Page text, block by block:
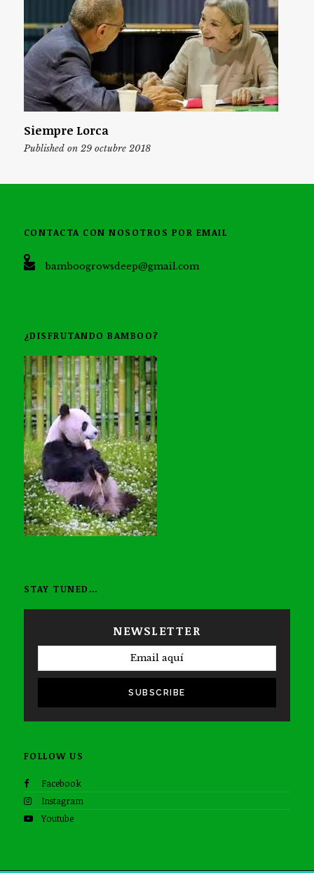
Siempre Lorca
Published on 29 octubre 2018
CONTACTA CON NOSOTROS POR EMAIL
bamboogrowsdeep@gmail.com
¿DISFRUTANDO BAMBOO?
STAY TUNED…
NEWSLETTER
SUBSCRIBE
FOLLOW US
Facebook
Instagram
Youtube